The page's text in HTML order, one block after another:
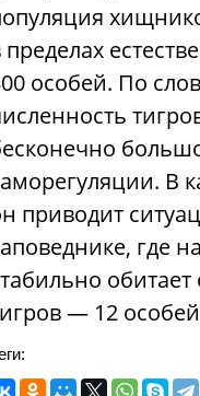
пределах
особей. По
В
приводит
где
— 12